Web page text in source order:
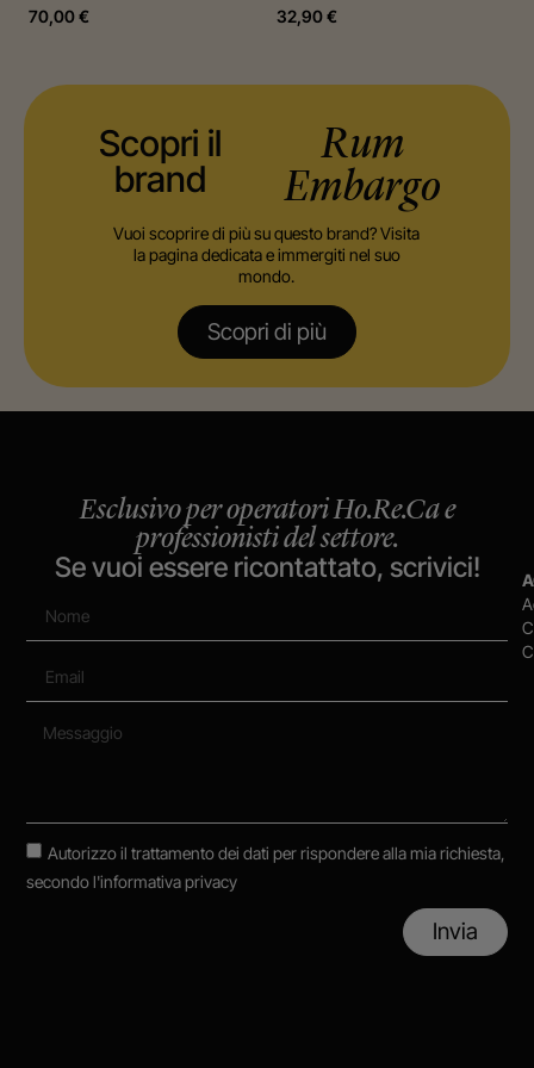
70,00€
32,90€
Vuoi scoprire di più su questo brand? Visita
la pagina dedicata e immergiti nel suo
mondo.
Scopri di più
Scopri il
brand
Rum
Embargo
Esclusivo per operatori Ho.Re.Ca e
professionisti del settore.
Se vuoi essere ricontattato, scrivici!
Autorizzo il trattamento dei dati per rispondere alla mia richiesta,
secondol'informativa privacy
Invia